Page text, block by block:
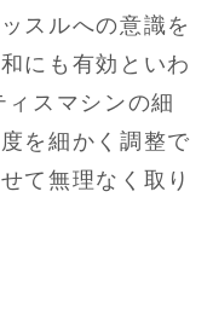
スルへの意識を
にも有効といわ
スマシンの細
を細かく調整で
て無理なく取り